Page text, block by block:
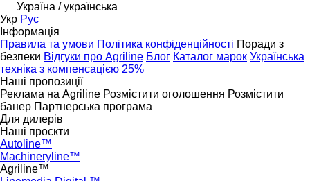
Україна / українська
Укр Рус
Інформація
Правила та умови Політика конфіденційності Поради з
безпеки Відгуки про Agriline Блог Каталог марок Українська
техніка з компенсацією 25%
Наші пропозиції
Реклама на Agriline Розмістити оголошення Розмістити
банер Партнерська програма
Для дилерів
Наші проєкти
Autoline™
Machineryline™
Agriline™